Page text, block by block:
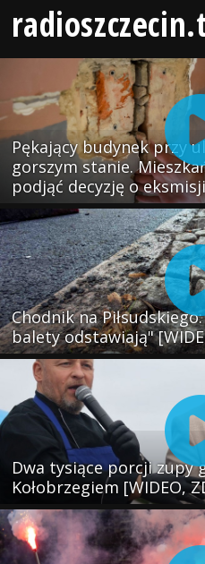
Pękający budynek przy
gorszym stanie.
podjąć decyzję o eksmisji
Chodnik na
balety odstawiają"
Dwa tysiące porcji zupy
Kołobrzegiem [WIDEO,